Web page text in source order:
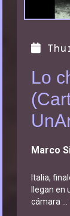
Lo
Marco
Italia,
llegan en
cámara